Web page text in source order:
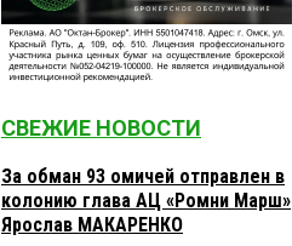
СВЕЖИЕ НОВОСТИ
За обман 93 омичей отправлен в
колонию глава АЦ «Ромни Марш»
Ярослав МАКАРЕНКО